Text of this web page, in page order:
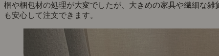
梱や梱包材の処理が大変でしたが、大きめの家具や繊細な雑
も安心して注文できます。